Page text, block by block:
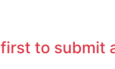
first to submit